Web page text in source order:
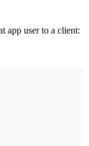
app user to a client: